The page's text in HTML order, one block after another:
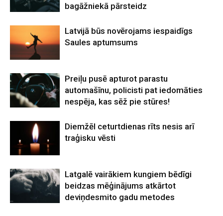
bagāžniekā pārsteidz
Latvijā būs novērojams iespaidīgs
Saules aptumsums
Preiļu pusē apturot parastu
automašīnu, policisti pat iedomāties
nespēja, kas sēž pie stūres!
Diemžēl ceturtdienas rīts nesis arī
traģisku vēsti
Latgalē vairākiem kungiem bēdīgi
beidzas mēģinājums atkārtot
deviņdesmito gadu metodes